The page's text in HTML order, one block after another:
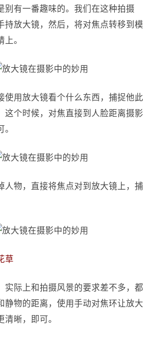
别有一番趣味的。我们在这种拍摄
持放大镜，然后，将对焦点转移到模
。
使用放大镜看个什么东西，捕捉他此
这个时候，对焦直接到人脸距离摄影
人物，直接将焦点对到放大镜上，捕
草
实际上和拍摄风景的要求差不多，都
静物的距离，使用手动对焦环让放大
晰，即可。